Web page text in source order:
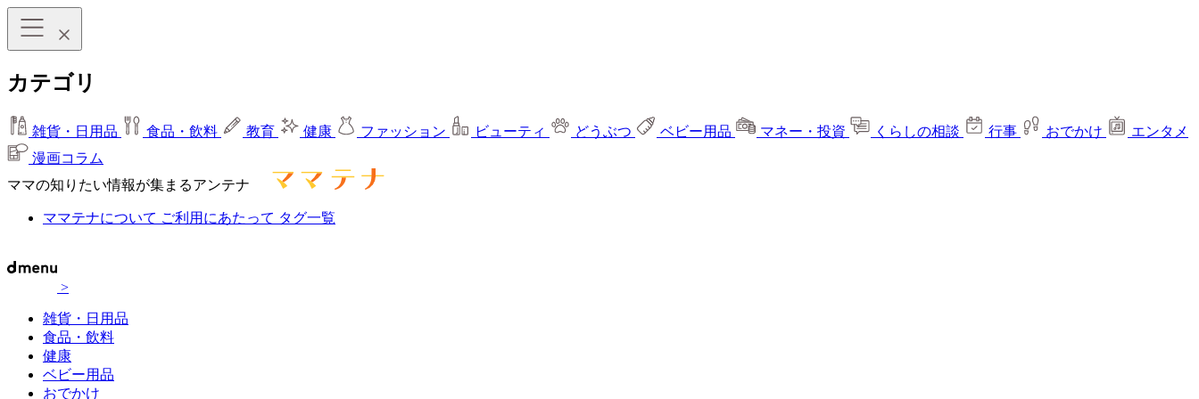
カテゴリ
雑貨・日用品 食品・飲料 教育 健康 ファッション ビューティ どうぶつ ベビー用品 マネー・投資 くらしの相談 行事 おでかけ
エンタメ
漫画コラム
ママの知りたい情報が集まるアンテナ
ママテナについて ご利用にあたって タグ一覧
>
雑貨・日用品
食品・飲料
健康
ベビー用品
おでかけ